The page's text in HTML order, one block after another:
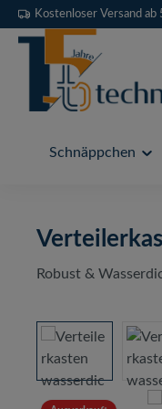
Hauptinhalt springen
Zur Suche springen
Zur Hauptnavigation
Kostenloser Versand ab
Schnäppchen
Robust &
Bildergalerie